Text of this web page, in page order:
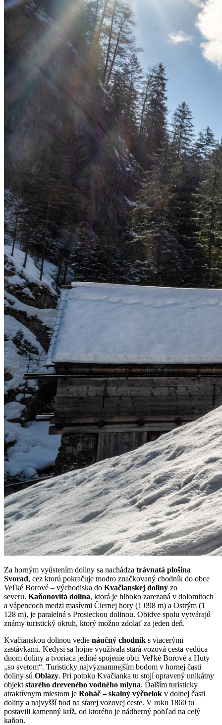
Za horným vyústením doliny sa nachádza trávnatá plošina
Svorad, cez ktorú pokračuje modro značkovaný chodník do obce
Veľké Borové – východiska do Kvačianskej doliny zo
severu. Kaňonovitá dolina, ktorá je hlboko zarezaná v dolomitoch
a vápencoch medzi masívmi Čiernej hory (1 098 m) a Ostrým (1
128 m), je paralelná s Prosieckou dolinou. Obidve spolu vytvárajú
známy turistický okruh, ktorý možno zdolať za jeden deň.
Kvačianskou dolinou vedie náučný chodník s viacerými
zastávkami. Kedysi sa hojne využívala stará vozová cesta vedúca
dnom doliny a tvoriaca jediné spojenie obcí Veľké Borové a Huty
„so svetom“. Turisticky najvýznamnejším bodom v hornej časti
doliny sú Oblazy. Pri potoku Kvačianka tu stojí opravený unikátny
objekt starého dreveného vodného mlyna. Ďalším turisticky
atraktívnym miestom je Roháč – skalný výčnelok v dolnej časti
doliny a najvyšší bod na starej vozovej ceste. V roku 1860 tu
postavili kamenný kríž, od ktorého je nádherný pohľad na celý
kaňon.